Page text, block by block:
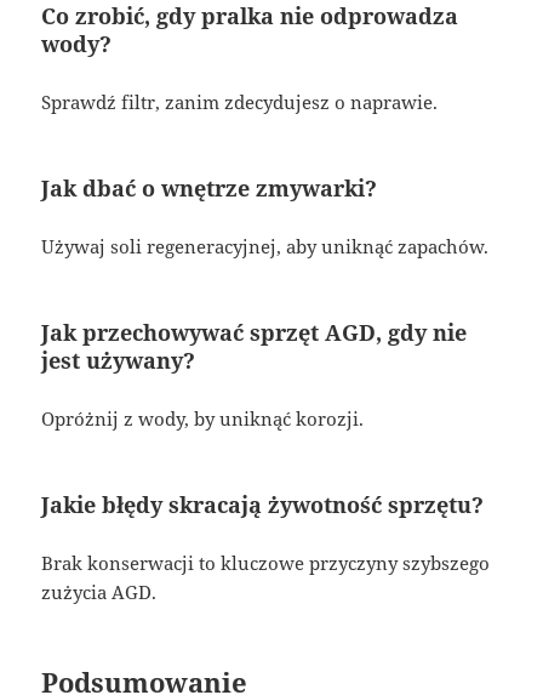
Co zrobić, gdy pralka nie odprowadza
wody?
Sprawdź filtr, zanim zdecydujesz o naprawie.
Jak dbać o wnętrze zmywarki?
Używaj soli regeneracyjnej, aby uniknąć zapachów.
Jak przechowywać sprzęt AGD, gdy nie
jest używany?
Opróżnij z wody, by uniknąć korozji.
Jakie błędy skracają żywotność sprzętu?
Brak konserwacji to kluczowe przyczyny szybszego
zużycia AGD.
Podsumowanie